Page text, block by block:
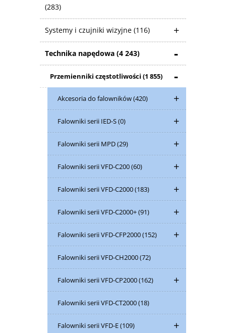
(283)
Systemy i czujniki wizyjne (116)
Technika napędowa (4 243)
Przemienniki częstotliwości (1 855)
Akcesoria do falowników(420)
Falowniki serii IED-S(0)
Falowniki serii MPD(29)
Falowniki serii VFD-C200(60)
Falowniki serii VFD-C2000(183)
Falowniki serii VFD-C2000+(91)
Falowniki serii VFD-CFP2000(152)
Falowniki serii VFD-CH2000(72)
Falowniki serii VFD-CP2000(162)
Falowniki serii VFD-CT2000(18)
Falowniki serii VFD-E(109)